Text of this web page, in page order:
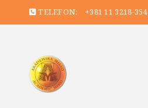
TELEFON: +381 11 3218-354